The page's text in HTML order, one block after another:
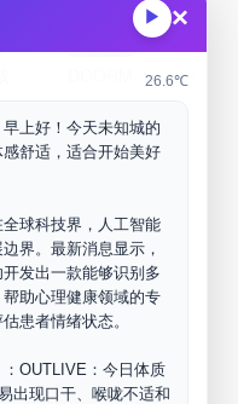
▶ ×
26.6℃
早上好！今天未知城的
舒适，适合开始美好
全球科技界，人工智能
界。最新消息显示，
发出一款能够识别多
助心理健康领域的专
患者情绪状态。
：OUTLIVE：今日体质
出现口干、喉咙不适和
商兑园
Membership”